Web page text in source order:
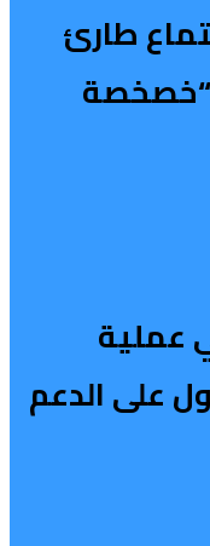
طارئ
“خصخصة
عملية
على الدعم